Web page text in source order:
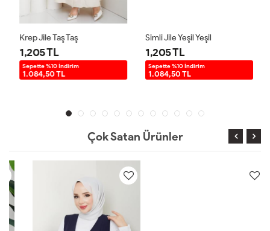
Krep Jile Taş Taş
1,205 TL
Sepette %10 İndirim
1.084,50 TL
Simli Jile Yeşil Yeşil
1,205 TL
Sepette %10 İndirim
1.084,50 TL
Çok Satan Ürünler